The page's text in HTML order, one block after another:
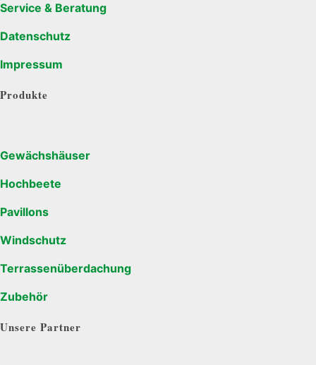
Service & Beratung
Datenschutz
Impressum
Produkte
Gewächshäuser
Hochbeete
Pavillons
Windschutz
Terrassenüberdachung
Zubehör
Unsere Partner